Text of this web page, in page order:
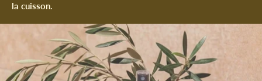
la cuisson.